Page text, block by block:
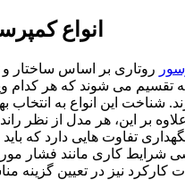
انواع
روتاری بر اساس ساختار و
تقسیم می شوند که هر کدام
شناخت این انواع به انتخاب
بر این، هر مدل از نظر
تفاوت هایی دارد که
شرایط کاری مانند فشار مورد
کارکرد نیز در تعیین گزینه